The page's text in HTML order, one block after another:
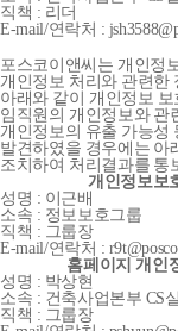
직책 : 리더
E-mail/연락처 :
포스코이앤씨는 개인정
개인정보 처리와 관련한
아래와 같이 개인정보
임직원의 개인정보와 관
개인정보의 유출 가능성
발견하였을 경우에는 아
조치하여 처리결과를 통
개인정보보
성명 : 이근배
소속 : 정보보호그룹
직책 : 그룹장
E-mail/연락처 :
홈페이지 개인
성명 : 박상현
소속 : 건축사업본부 CS
직책 : 그룹장